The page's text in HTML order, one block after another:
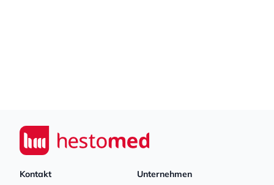
Seiwert GmbH
Kontakt
Unternehmen